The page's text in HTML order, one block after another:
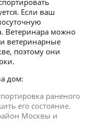
Если ваш
Ветеринара можно
ветеринарные
поэтому они
дом:
раненого
его состояние.
Москвы и